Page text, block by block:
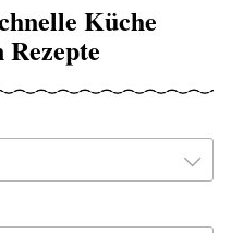
Küche